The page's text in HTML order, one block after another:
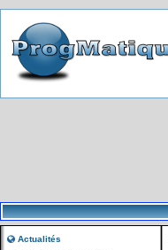
Actualités